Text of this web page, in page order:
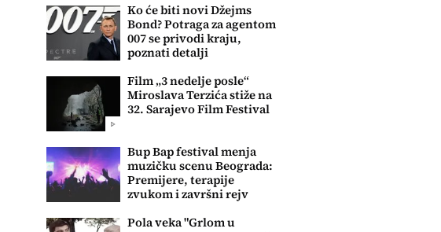
Ko će biti novi Džejms
Bond? Potraga za agentom
007 se privodi kraju,
poznati detalji
Film „3 nedelje posle“
Miroslava Terzića stiže na
32. Sarajevo Film Festival
Bup Bap festival menja
muzičku scenu Beograda:
Premijere, terapije
zvukom i završni rejv
Pola veka "Grlom u